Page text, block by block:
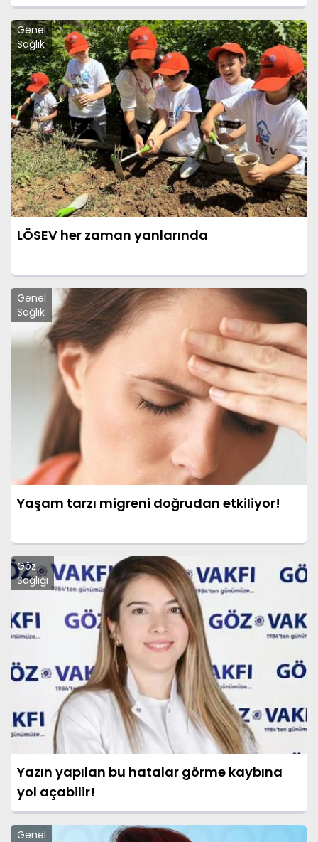
Genel
Sağlık
LÖSEV her zaman yanlarında
Genel
Sağlık
Yaşam tarzı migreni doğrudan etkiliyor!
Göz
Sağlığı
Yazın yapılan bu hatalar görme kaybına
yol açabilir!
Genel